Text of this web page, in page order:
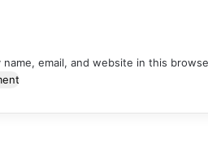
name, email, and website in this